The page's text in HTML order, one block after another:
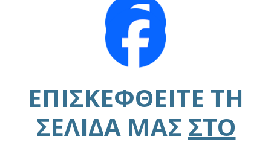
ΕΠΙΣΚΕΦΘΕΊΤΕ ΤΗ
ΣΕΛΊΔΑ ΜΑΣ ΣΤΟ